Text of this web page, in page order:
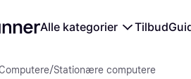
Alle kategorier Tilbud
/Stationære computere